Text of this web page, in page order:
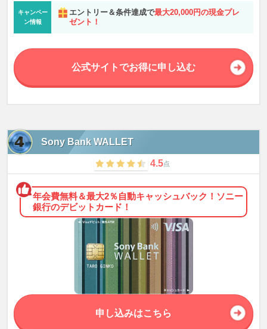
キャンペー
ン情報
エントリー＆条件達成で最大20,000円の現金プレ
ゼント！
公式サイトでお得に申し込む
Sony Bank WALLET
4.5点
年会費無料＆最大2％自動キャッシュバック！ソニー
銀行のデビットカード！
申し込みはこちら